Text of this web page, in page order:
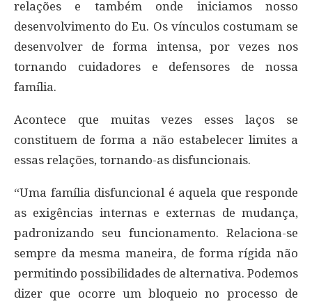
relações e também onde iniciamos nosso
desenvolvimento do Eu. Os vínculos costumam se
desenvolver de forma intensa, por vezes nos
tornando cuidadores e defensores de nossa
família.
Acontece que muitas vezes esses laços se
constituem de forma a não estabelecer limites a
essas relações, tornando-as disfuncionais.
“Uma família disfuncional é aquela que responde
as exigências internas e externas de mudança,
padronizando seu funcionamento. Relaciona-se
sempre da mesma maneira, de forma rígida não
permitindo possibilidades de alternativa. Podemos
dizer que ocorre um bloqueio no processo de